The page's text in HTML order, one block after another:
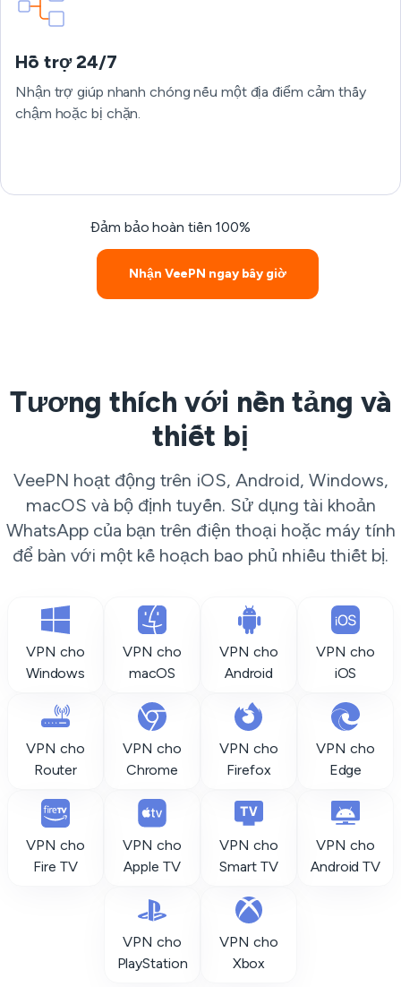
Hỗ trợ 24/7
Nhận trợ giúp nhanh chóng nếu một địa điểm cảm thấy
chậm hoặc bị chặn.
Đảm bảo hoàn tiền 100%
Nhận VeePN ngay bây giờ
Tương thích với nền tảng và
thiết bị
VeePN hoạt động trên iOS, Android, Windows,
macOS và bộ định tuyến. Sử dụng tài khoản
WhatsApp của bạn trên điện thoại hoặc máy tính
để bàn với một kế hoạch bao phủ nhiều thiết bị.
VPN cho
Windows
VPN cho
macOS
VPN cho
Android
VPN cho
iOS
VPN cho
Router
VPN cho
Chrome
VPN cho
Firefox
VPN cho
Edge
VPN cho
Fire TV
VPN cho
Apple TV
VPN cho
Smart TV
VPN cho
Android TV
VPN cho
PlayStation
VPN cho
Xbox